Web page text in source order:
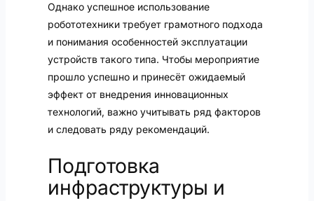
Однако успешное использование
робототехники требует грамотного подхода
и понимания особенностей эксплуатации
устройств такого типа. Чтобы мероприятие
прошло успешно и принесёт ожидаемый
эффект от внедрения инновационных
технологий, важно учитывать ряд факторов
и следовать ряду рекомендаций.
Подготовка
инфраструктуры и